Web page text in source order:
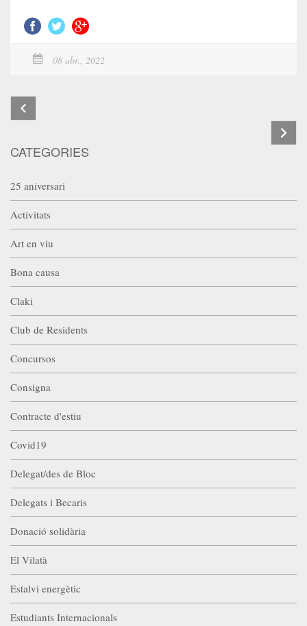
08 abr., 2022
CATEGORIES
25 aniversari
Activitats
Art en viu
Bona causa
Claki
Club de Residents
Concursos
Consigna
Contracte d'estiu
Covid19
Delegat/des de Bloc
Delegats i Becaris
Donació solidària
El Vilatà
Estalvi energètic
Estudiants Internacionals